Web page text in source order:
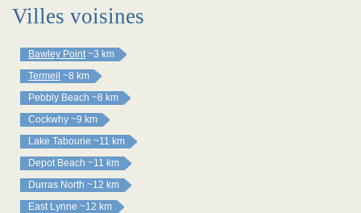
Villes voisines
Bawley Point ~3 km
Termeil ~8 km
Pebbly Beach ~8 km
Cockwhy ~9 km
Lake Tabourie ~11 km
Depot Beach ~11 km
Durras North ~12 km
East Lynne ~12 km